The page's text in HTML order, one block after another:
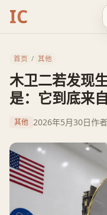
IC
首页 / 其他
木卫二若发现
是：它到底来
其他 2026年5月30日作